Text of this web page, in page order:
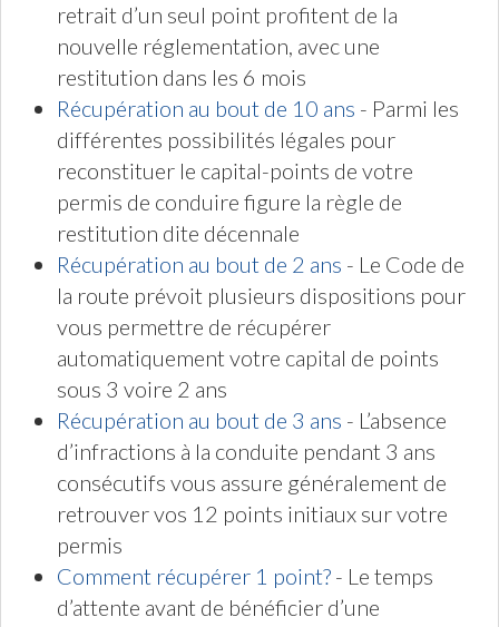
retrait d’un seul point profitent de la
nouvelle réglementation, avec une
restitution dans les 6 mois
Récupération au bout de 10 ans - Parmi les
différentes possibilités légales pour
reconstituer le capital-points de votre
permis de conduire figure la règle de
restitution dite décennale
Récupération au bout de 2 ans - Le Code de
la route prévoit plusieurs dispositions pour
vous permettre de récupérer
automatiquement votre capital de points
sous 3 voire 2 ans
Récupération au bout de 3 ans - L’absence
d’infractions à la conduite pendant 3 ans
consécutifs vous assure généralement de
retrouver vos 12 points initiaux sur votre
permis
Comment récupérer 1 point? - Le temps
d’attente avant de bénéficier d’une